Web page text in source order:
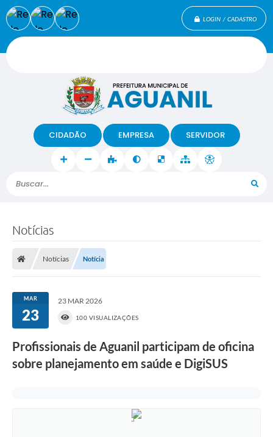
LOGIN / CADASTRO
Buscar...
CIDADÃO EMPRESA SERVIDOR
Notícias
Notícias Notícia
MAR
23
23 MAR 2026
100 VISUALIZAÇÕES
Profissionais de Aguanil participam de oficina
sobre planejamento em saúde e DigiSUS